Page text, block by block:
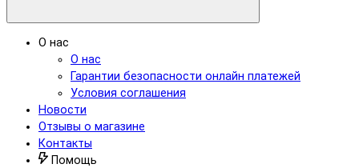
О нас
О нас
Гарантии безопасности онлайн платежей
Условия соглашения
Новости
Отзывы о магазине
Контакты
Помощь